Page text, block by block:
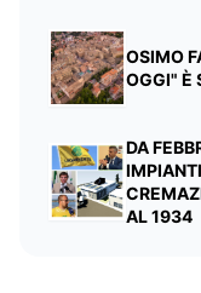
OSIMO
OGGI" È
DA
AL 1934